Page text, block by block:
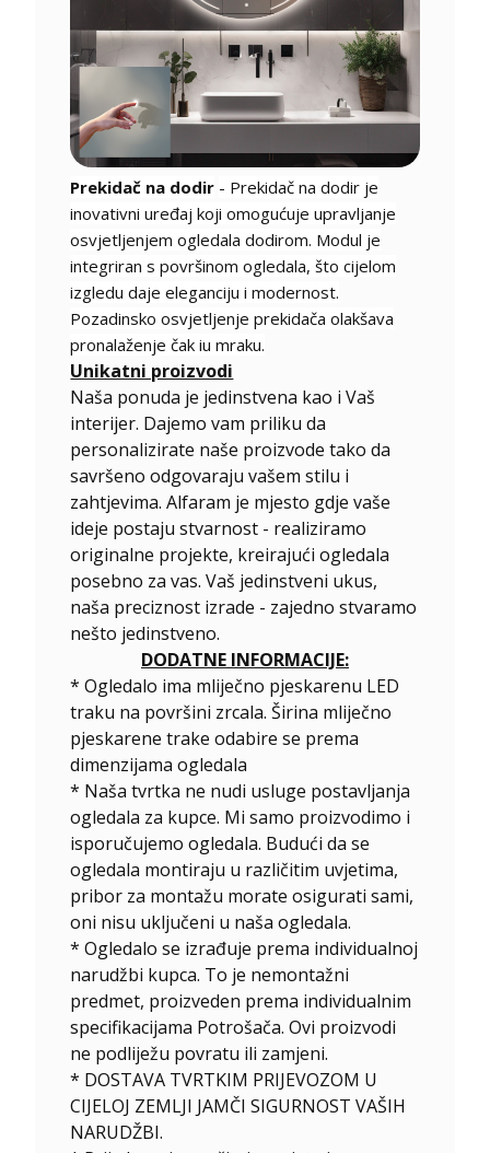
Prekidač na dodir - Prekidač na dodir je
inovativni uređaj koji omogućuje upravljanje
osvjetljenjem ogledala dodirom. Modul je
integriran s površinom ogledala, što cijelom
izgledu daje eleganciju i modernost.
Pozadinsko osvjetljenje prekidača olakšava
pronalaženje čak iu mraku.
Unikatni proizvodi
Naša ponuda je jedinstvena kao i Vaš
interijer. Dajemo vam priliku da
personalizirate naše proizvode tako da
savršeno odgovaraju vašem stilu i
zahtjevima. Alfaram je mjesto gdje vaše
ideje postaju stvarnost - realiziramo
originalne projekte, kreirajući ogledala
posebno za vas. Vaš jedinstveni ukus,
naša preciznost izrade - zajedno stvaramo
nešto jedinstveno.
DODATNE INFORMACIJE:
* Ogledalo ima mliječno pjeskarenu LED
traku na površini zrcala. Širina mliječno
pjeskarene trake odabire se prema
dimenzijama ogledala
* Naša tvrtka ne nudi usluge postavljanja
ogledala za kupce. Mi samo proizvodimo i
isporučujemo ogledala. Budući da se
ogledala montiraju u različitim uvjetima,
pribor za montažu morate osigurati sami,
oni nisu uključeni u naša ogledala.
* Ogledalo se izrađuje prema individualnoj
narudžbi kupca. To je nemontažni
predmet, proizveden prema individualnim
specifikacijama Potrošača. Ovi proizvodi
ne podliježu povratu ili zamjeni.
* DOSTAVA TVRTKIM PRIJEVOZOM U
CIJELOJ ZEMLJI JAMČI SIGURNOST VAŠIH
NARUDŽBI.